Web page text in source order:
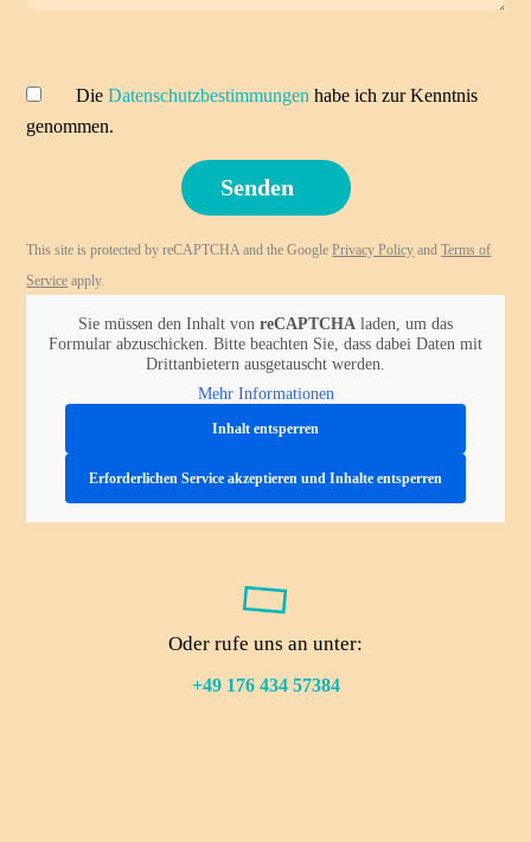
DieDatenschutzbestimmungen habe ich zur Kenntnis
genommen.
This site is protected by reCAPTCHA and the GooglePrivacy Policy andTerms of
Service apply.
Sie müssen den Inhalt von reCAPTCHA laden, um das
Formular abzuschicken. Bitte beachten Sie, dass dabei Daten mit
Drittanbietern ausgetauscht werden.
Mehr Informationen
Inhalt entsperren
Erforderlichen Service akzeptieren und Inhalte entsperren
Oder rufe uns an unter:
+49 176 434 57384